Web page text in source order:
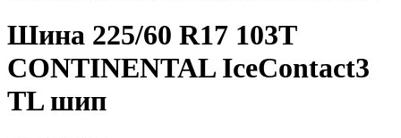
Шина 225/60 R17 103T
CONTINENTAL IceContact3
TL шип